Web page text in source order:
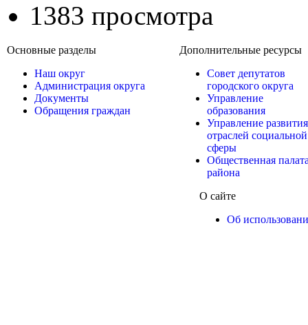
1383 просмотра
Основные разделы
Наш округ
Администрация округа
Документы
Обращения граждан
Дополнительные ресурсы
Совет депутатов
городского округа
Управление
образования
Управление развития
отраслей социальной
сферы
Общественная
района
О сайте
Об